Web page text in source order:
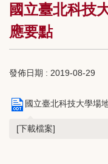
國立臺北科技
應要點
發佈日期 : 2019-08-29
國立臺北科技大學場
[下載檔案]